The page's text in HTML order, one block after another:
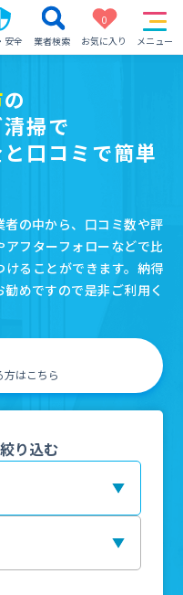
安全 業者検索
0
お気に入り
メニュー
の
掃で
口コミで簡単
の中から、口コミ数や評
フターフォローなどで比
ることができます。納得
めですので是非ご利用く
はこちら
り込む